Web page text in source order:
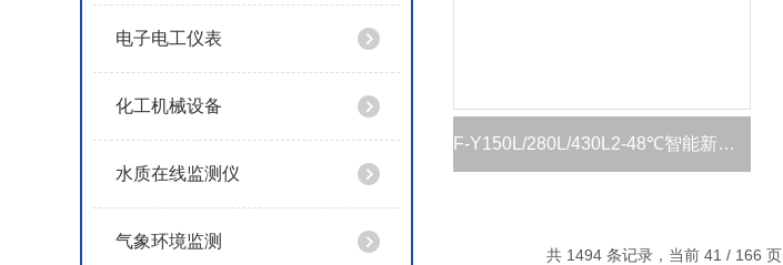
电子电工仪表
化工机械设备
水质在线监测仪
气象环境监测
F-Y150L/280L/430L2-48℃智能新型多功能恒温箱
共 1494 条记录，当前 41 / 166 页